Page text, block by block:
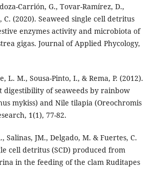
Carrión, G., Tovar-Ramírez, D.,
C. (2020). Seaweed single cell detritus
enzymes activity and microbiota of
gigas. Journal of Applied Phycology,
L. M., Sousa-Pinto, I., & Rema, P. (2012).
of seaweeds by rainbow
mykiss) and Nile tilapia (Oreochromis
1(1), 77-82.
Salinas, JM., Delgado, M. & Fuertes, C.
cell detritus (SCD) produced from
in the feeding of the clam Ruditapes